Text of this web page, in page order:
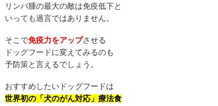
リンパ腫の最大の敵は免疫低下と
いっても過言ではありません。
そこで免疫力をアップさせる
ドッグフードに変えてみるのも
予防策と言えるでしょう。
おすすめしたいドッグフードは
世界初の「犬のがん対応」療法食